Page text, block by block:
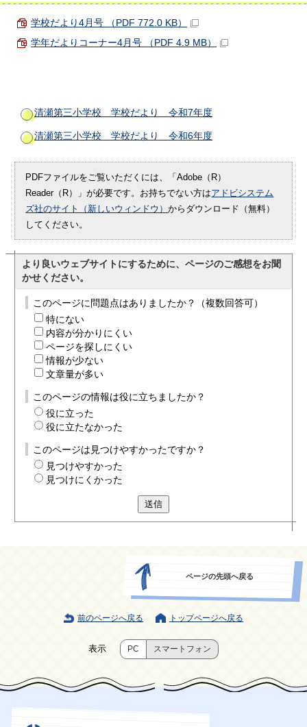
学校だより4月号 （PDF 772.0 KB）
学年だよりコーナー4月号 （PDF 4.9 MB）
清瀬第三小学校 学校だより 令和7年度
清瀬第三小学校 学校だより 令和6年度
PDFファイルをご覧いただくには、「Adobe（R）
Reader（R）」が必要です。お持ちでない方はアドビシステム
ズ社のサイト（新しいウィンドウ）からダウンロード（無料）
してください。
より良いウェブサイトにするために、ページのご感想をお聞
かせください。
このページに問題点はありましたか？（複数回答可）
特にない
内容が分かりにくい
ページを探しにくい
情報が少ない
文章量が多い
このページの情報は役に立ちましたか？
役に立った
役に立たなかった
このページは見つけやすかったですか？
見つけやすかった
見つけにくかった
送信
ページの先頭へ戻る
前のページへ戻る トップページへ戻る
表示 PC スマートフォン